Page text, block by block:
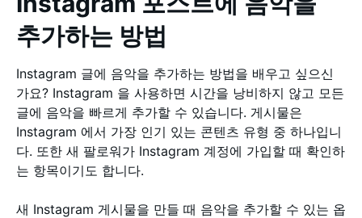
추가하는 방법
Instagram 글에 음악을 추가하는 방법을 배우고 싶으신
가요? Instagram 을 사용하면 시간을 낭비하지 않고 모든
글에 음악을 빠르게 추가할 수 있습니다. 게시물은
Instagram 에서 가장 인기 있는 콘텐츠 유형 중 하나입니
다. 또한 새 팔로워가 Instagram 계정에 가입할 때 확인하
는 항목이기도 합니다.
새 Instagram 게시물을 만들 때 음악을 추가할 수 있는 옵